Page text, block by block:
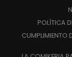
POLÍTICA
CUMPLIMIENTO